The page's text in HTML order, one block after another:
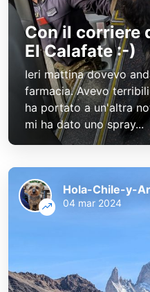
Con il corriere
El Calafate :-)
Ieri mattina dovevo
farmacia. Avevo
ha portato a un'altra
mi ha dato uno spray...
Hola-Chile-y-
04 mar 2024